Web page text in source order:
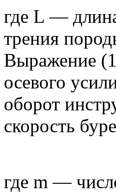
где L —
трения
Выражение
осевого
оборот
скорость
где m —